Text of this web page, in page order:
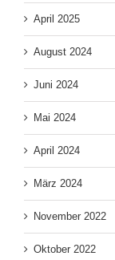
April 2025
August 2024
Juni 2024
Mai 2024
April 2024
März 2024
November 2022
Oktober 2022